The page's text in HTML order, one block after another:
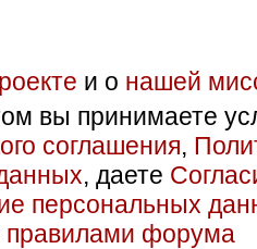
и о нашей
вы принимаете
соглашения,
, даете
персональных
правилами форума